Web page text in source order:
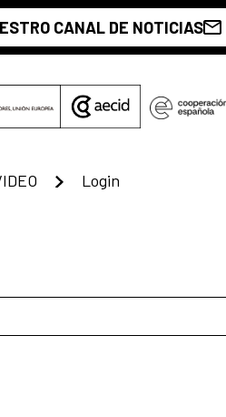
CANAL DE NOTICIAS
Login